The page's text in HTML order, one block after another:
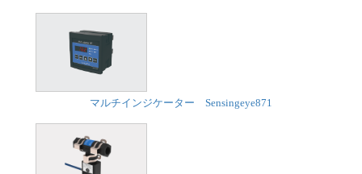
マルチインジケーター Sensingeye871